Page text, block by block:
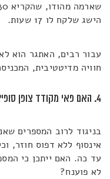
הישג שלקח לו 17 שעות.
עבור רבים, האתגר הוא
חוויה מדיטטיבית,
4. האם פאי מקודד צופן סופי?
בניגוד לרוב המספרים
אינסוף ללא דפוס חוזר,
עד כה. האם ייתכן כי
לא פוענח?